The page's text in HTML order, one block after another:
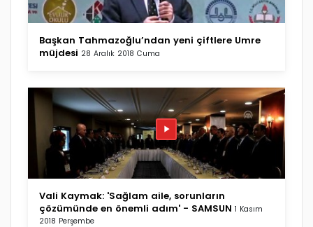
Başkan Tahmazoğlu’ndan yeni çiftlere Umre
müjdesi 28 Aralık 2018 Cuma
Vali Kaymak: 'Sağlam aile, sorunların
çözümünde en önemli adım' - SAMSUN 1 Kasım
2018 Perşembe